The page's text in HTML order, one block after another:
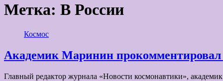
Метка: В России
Космос
Академик Маринин прокомментировал
Главный редактор журнала «Новости космонавтики»,